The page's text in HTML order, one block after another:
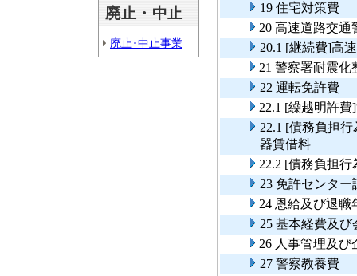
廃止・中止
廃止･中止事業
19 住宅対策費
20 高速道路交
20.1 [継続費]高
21 警察署耐震化
22 運転免許費
22.1 [繰越明許
22.1 [債務負担
器賃借料
22.2 [債務負担
23 免許センタ
24 恩給及び退職
25 基本経費及び
26 人事管理及び
27 警察教養費